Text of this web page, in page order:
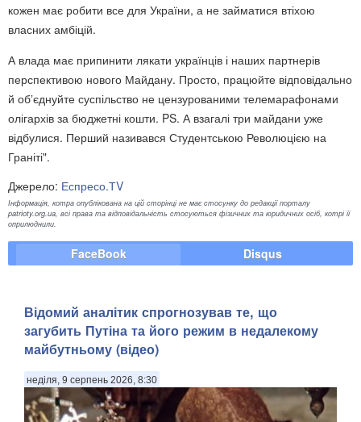
кожен має робити все для України, а не займатися втіхою
власних амбіцій.
А влада має припинити лякати українців і наших партнерів
перспективою нового Майдану. Просто, працюйте відповідально
й обʼєднуйте суспільство не цензурованими телемарафонами
олігархів за бюджетні кошти. PS. А взагалі три майдани уже
відбулися. Перший називався Студентською Революцією на
Граніті".
Джерело: Еспресо.ТV
Інформація, котра опублікована на цій сторінці не має стосунку до редакції порталу
patrioty.org.ua, всі права та відповідальність стосуються фізичних та юридичних осіб, котрі її
оприлюднили.
FaceBook Disqus
​Відомий аналітик спрогнозував те, що
загубить Путіна та його режим в недалекому
майбутньому (відео)
неділя, 9 серпень 2026, 8:30